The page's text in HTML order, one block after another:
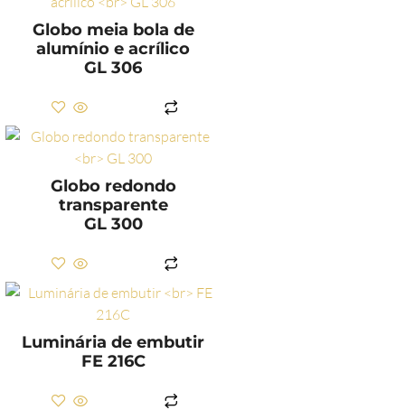
Globo meia bola de
alumínio e acrílico
GL 306
Globo redondo
transparente
GL 300
Luminária de embutir
FE 216C